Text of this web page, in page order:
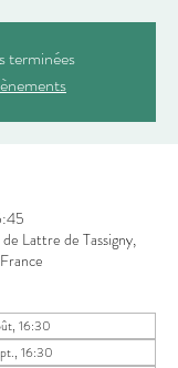
terminées
Lattre de Tassigny,
16:30
16:30